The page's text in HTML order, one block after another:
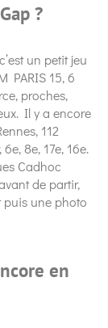
?
un petit jeu
PARIS 15, 6
proches,
Il y a encore
112
8e, 17e, 16e.
Cadhoc
de partir,
puis une photo
en